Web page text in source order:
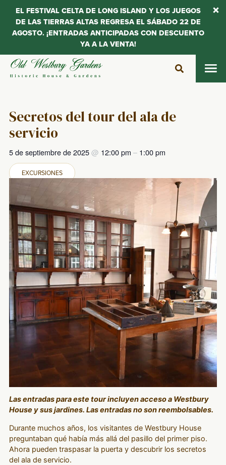
Saltar
Secretos del tour del ala de
servicio
5 de septiembre de 2025@ 12:00 pm – 1:00 pm
EXCURSIONES
Las entradas para este tour incluyen acceso a Westbury
House y sus jardines. Las entradas no son reembolsables.
Durante muchos años, los visitantes de Westbury House
preguntaban qué había más allá del pasillo del primer piso.
Ahora pueden traspasar la puerta y descubrir los secretos
del ala de servicio.
EL FESTIVAL CELTA DE LONG ISLAND Y LOS JUEGOS
DE LAS TIERRAS ALTAS REGRESA EL SÁBADO 22 DE
AGOSTO. ¡ENTRADAS ANTICIPADAS CON DESCUENTO
YA A LA VENTA!